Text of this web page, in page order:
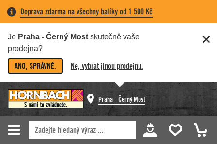
Doprava zdarma na všechny balíky od 1 500 Kč
Je Praha - Černý Most skutečně vaše
prodejna?
ANO, SPRÁVNĚ. Ne, vybrat jinou prodejnu.
Praha - Černý Most